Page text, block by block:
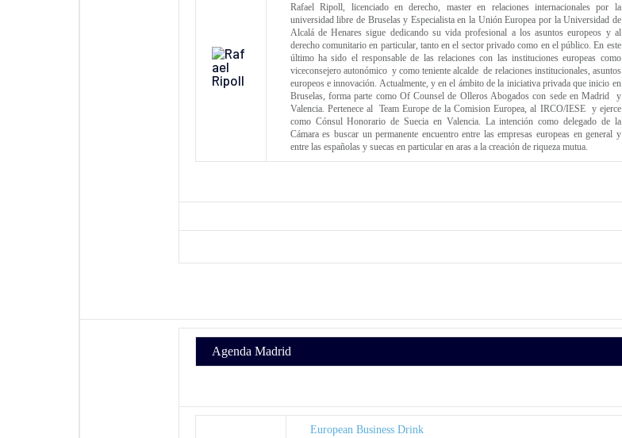
Rafael Ripoll, licenciado en derecho, master en relaciones internacionales por la
universidad libre de Bruselas y Especialista en la Unión Europea por la Universidad de
Alcalá de Henares sigue dedicando su vida profesional a los asuntos europeos y al
derecho comunitario en particular, tanto en el sector privado como en el público. En este
último ha sido el responsable de las relaciones con las instituciones europeas como
viceconsejero autonómico y como teniente alcalde de relaciones institucionales, asuntos
europeos e innovación. Actualmente, y en el ámbito de la iniciativa privada que inicio en
Bruselas, forma parte como Of Counsel de Olleros Abogados con sede en Madrid y
Valencia. Pertenece al Team Europe de la Comision Europea, al IRCO/IESE y ejerce
como Cónsul Honorario de Suecia en Valencia. La intención como delegado de la
Cámara es buscar un permanente encuentro entre las empresas europeas en general y
entre las españolas y suecas en particular en aras a la creación de riqueza mutua.
Agenda Madrid
European Business Drink